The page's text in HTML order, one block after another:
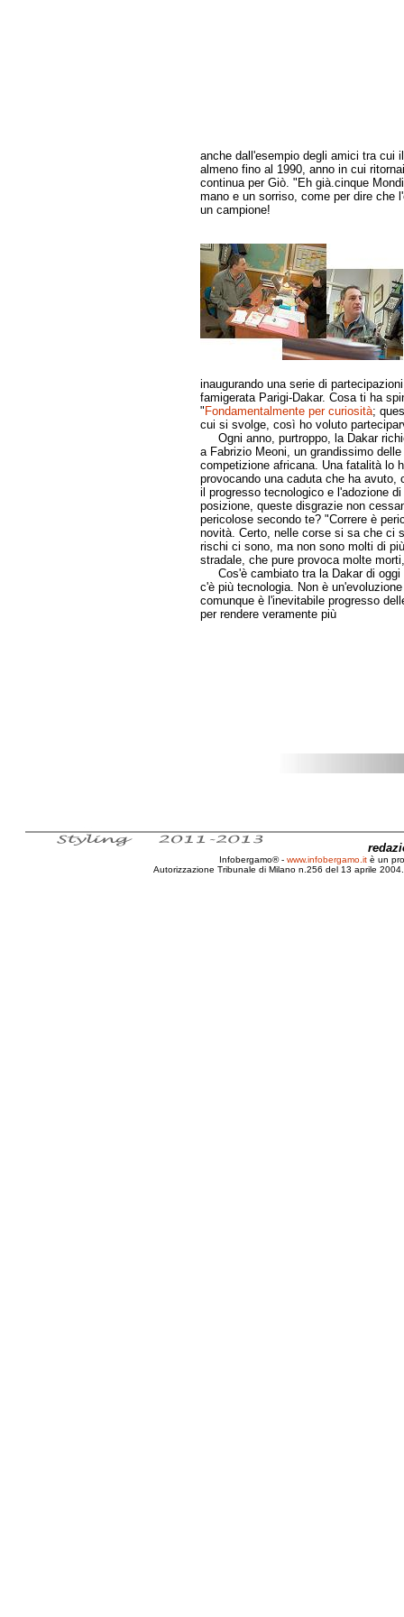
anche dall'esempio degli amici tra cui
almeno fino al 1990, anno in cui
continua per Giò. "Eh già.cinque
mano e un sorriso, come per dire che
un campione!
inaugurando una serie di
famigerata Parigi-Dakar. Cosa ti ha
" Fondamentalmente per curiosità;
cui si svolge, così ho voluto
Ogni anno, purtroppo, la Dakar
a Fabrizio Meoni, un grandissimo
competizione africana. Una fatalità lo
provocando una caduta che ha avuto,
il progresso tecnologico e l'adozione
posizione, queste disgrazie non
pericolose secondo te? "Correre è
novità. Certo, nelle corse si sa che ci
rischi ci sono, ma non sono molti di
stradale, che pure provoca molte
Cos'è cambiato tra la Dakar di oggi
c'è più tecnologia. Non è
comunque è l'inevitabile progresso
per rendere veramente più
Infobergamo® - www.infobergamo.it è un
Autorizzazione Tribunale di Milano n.256 del 13 aprile